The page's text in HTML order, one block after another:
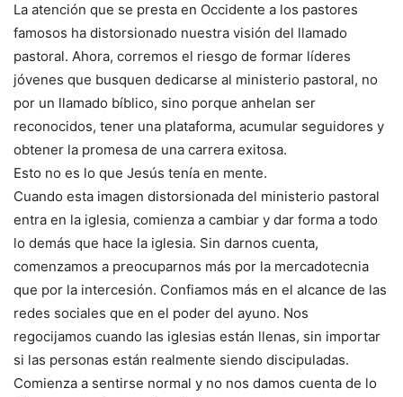
La atención que se presta en Occidente a los pastores
famosos ha distorsionado nuestra visión del llamado
pastoral. Ahora, corremos el riesgo de formar líderes
jóvenes que busquen dedicarse al ministerio pastoral, no
por un llamado bíblico, sino porque anhelan ser
reconocidos, tener una plataforma, acumular seguidores y
obtener la promesa de una carrera exitosa.
Esto no es lo que Jesús tenía en mente.
Cuando esta imagen distorsionada del ministerio pastoral
entra en la iglesia, comienza a cambiar y dar forma a todo
lo demás que hace la iglesia. Sin darnos cuenta,
comenzamos a preocuparnos más por la mercadotecnia
que por la intercesión. Confiamos más en el alcance de las
redes sociales que en el poder del ayuno. Nos
regocijamos cuando las iglesias están llenas, sin importar
si las personas están realmente siendo discipuladas.
Comienza a sentirse normal y no nos damos cuenta de lo